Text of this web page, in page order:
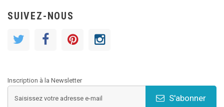
SUIVEZ-NOUS
Inscription à la Newsletter
S'abonner